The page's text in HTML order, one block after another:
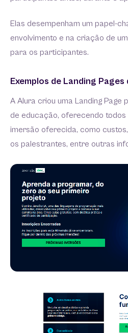
Elas desempenham um papel-
envolvimento e na criação de
para os participantes.
Exemplos de Landing Pages
A Alura criou uma Landing Page
de educação, oferecendo
imersão oferecida, como
os palestrantes, entre outras